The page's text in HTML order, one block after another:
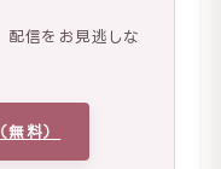
配信をお見逃しな
無料）